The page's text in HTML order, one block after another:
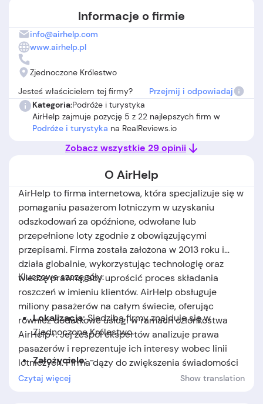
Informacje o firmie
info@airhelp.com
www.airhelp.pl
Zjednoczone Królestwo
Jesteś właścicielem tej firmy?
Przejmij i odpowiadaj
Kategoria:Podróże i turystyka
AirHelp zajmuje pozycję 5 z 22 najlepszych firm w
Podróże i turystyka na RealReviews.io
Zobacz wszystkie 29 opinii
O AirHelp
AirHelp to firma internetowa, która specjalizuje się w
pomaganiu pasażerom lotniczym w uzyskaniu
odszkodowań za opóźnione, odwołane lub
przepełnione loty zgodnie z obowiązującymi
przepisami. Firma została założona w 2013 roku i
działa globalnie, wykorzystując technologię oraz
wiedzę prawną, aby uprościć proces składania
roszczeń w imieniu klientów. AirHelp obsługuje
miliony pasażerów na całym świecie, oferując
również dodatkowe usługi w ramach członkostwa
AirHelp+. Jej zespół ekspertów analizuje prawa
pasażerów i reprezentuje ich interesy wobec linii
lotniczych. Firma dąży do zwiększenia świadomości
praw pasażerów i ułatwienia procesu dochodzenia
Kluczowe szczegóły:
Lokalizacja:Siedziba firmy znajduje się w
Zjednoczone Królestwo.
Założyciele:-
Czytaj więcej Show translation